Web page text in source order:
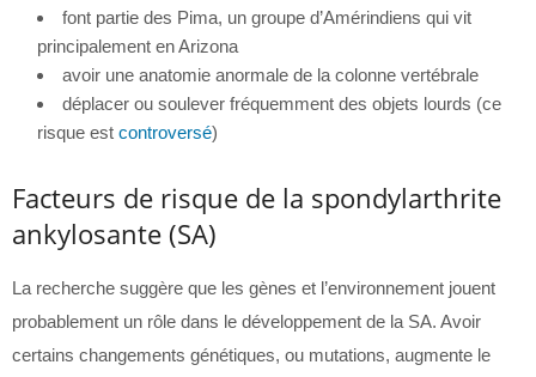
font partie des Pima, un groupe d’Amérindiens qui vit
principalement en Arizona
avoir une anatomie anormale de la colonne vertébrale
déplacer ou soulever fréquemment des objets lourds (ce
risque est controversé)
Facteurs de risque de la spondylarthrite
ankylosante (SA)
La recherche suggère que les gènes et l’environnement jouent
probablement un rôle dans le développement de la SA. Avoir
certains changements génétiques, ou mutations, augmente le